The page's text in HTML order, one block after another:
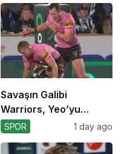
Savaşın Galibi
Warriors, Yeo’yu
Kaybetti!
SPOR 1 day ago